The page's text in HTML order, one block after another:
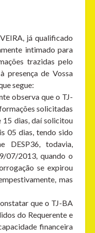
já qualificado
intimado para
trazidas pelo
presença de Vossa
segue:
observa que o TJ-
solicitadas
15 dias, daí solicitou
05 dias, tendo sido
DESP36, todavia,
07/2013, quando o
se expirou
mas
que o TJ-BA
do Requerente e
financeira